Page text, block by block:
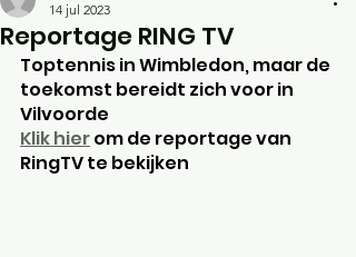
Reportage RING TV
14 jul 2023
Toptennis in Wimbledon, maar de
toekomst bereidt zich voor in
Vilvoorde
Klik hier om de reportage van
RingTV te bekijken